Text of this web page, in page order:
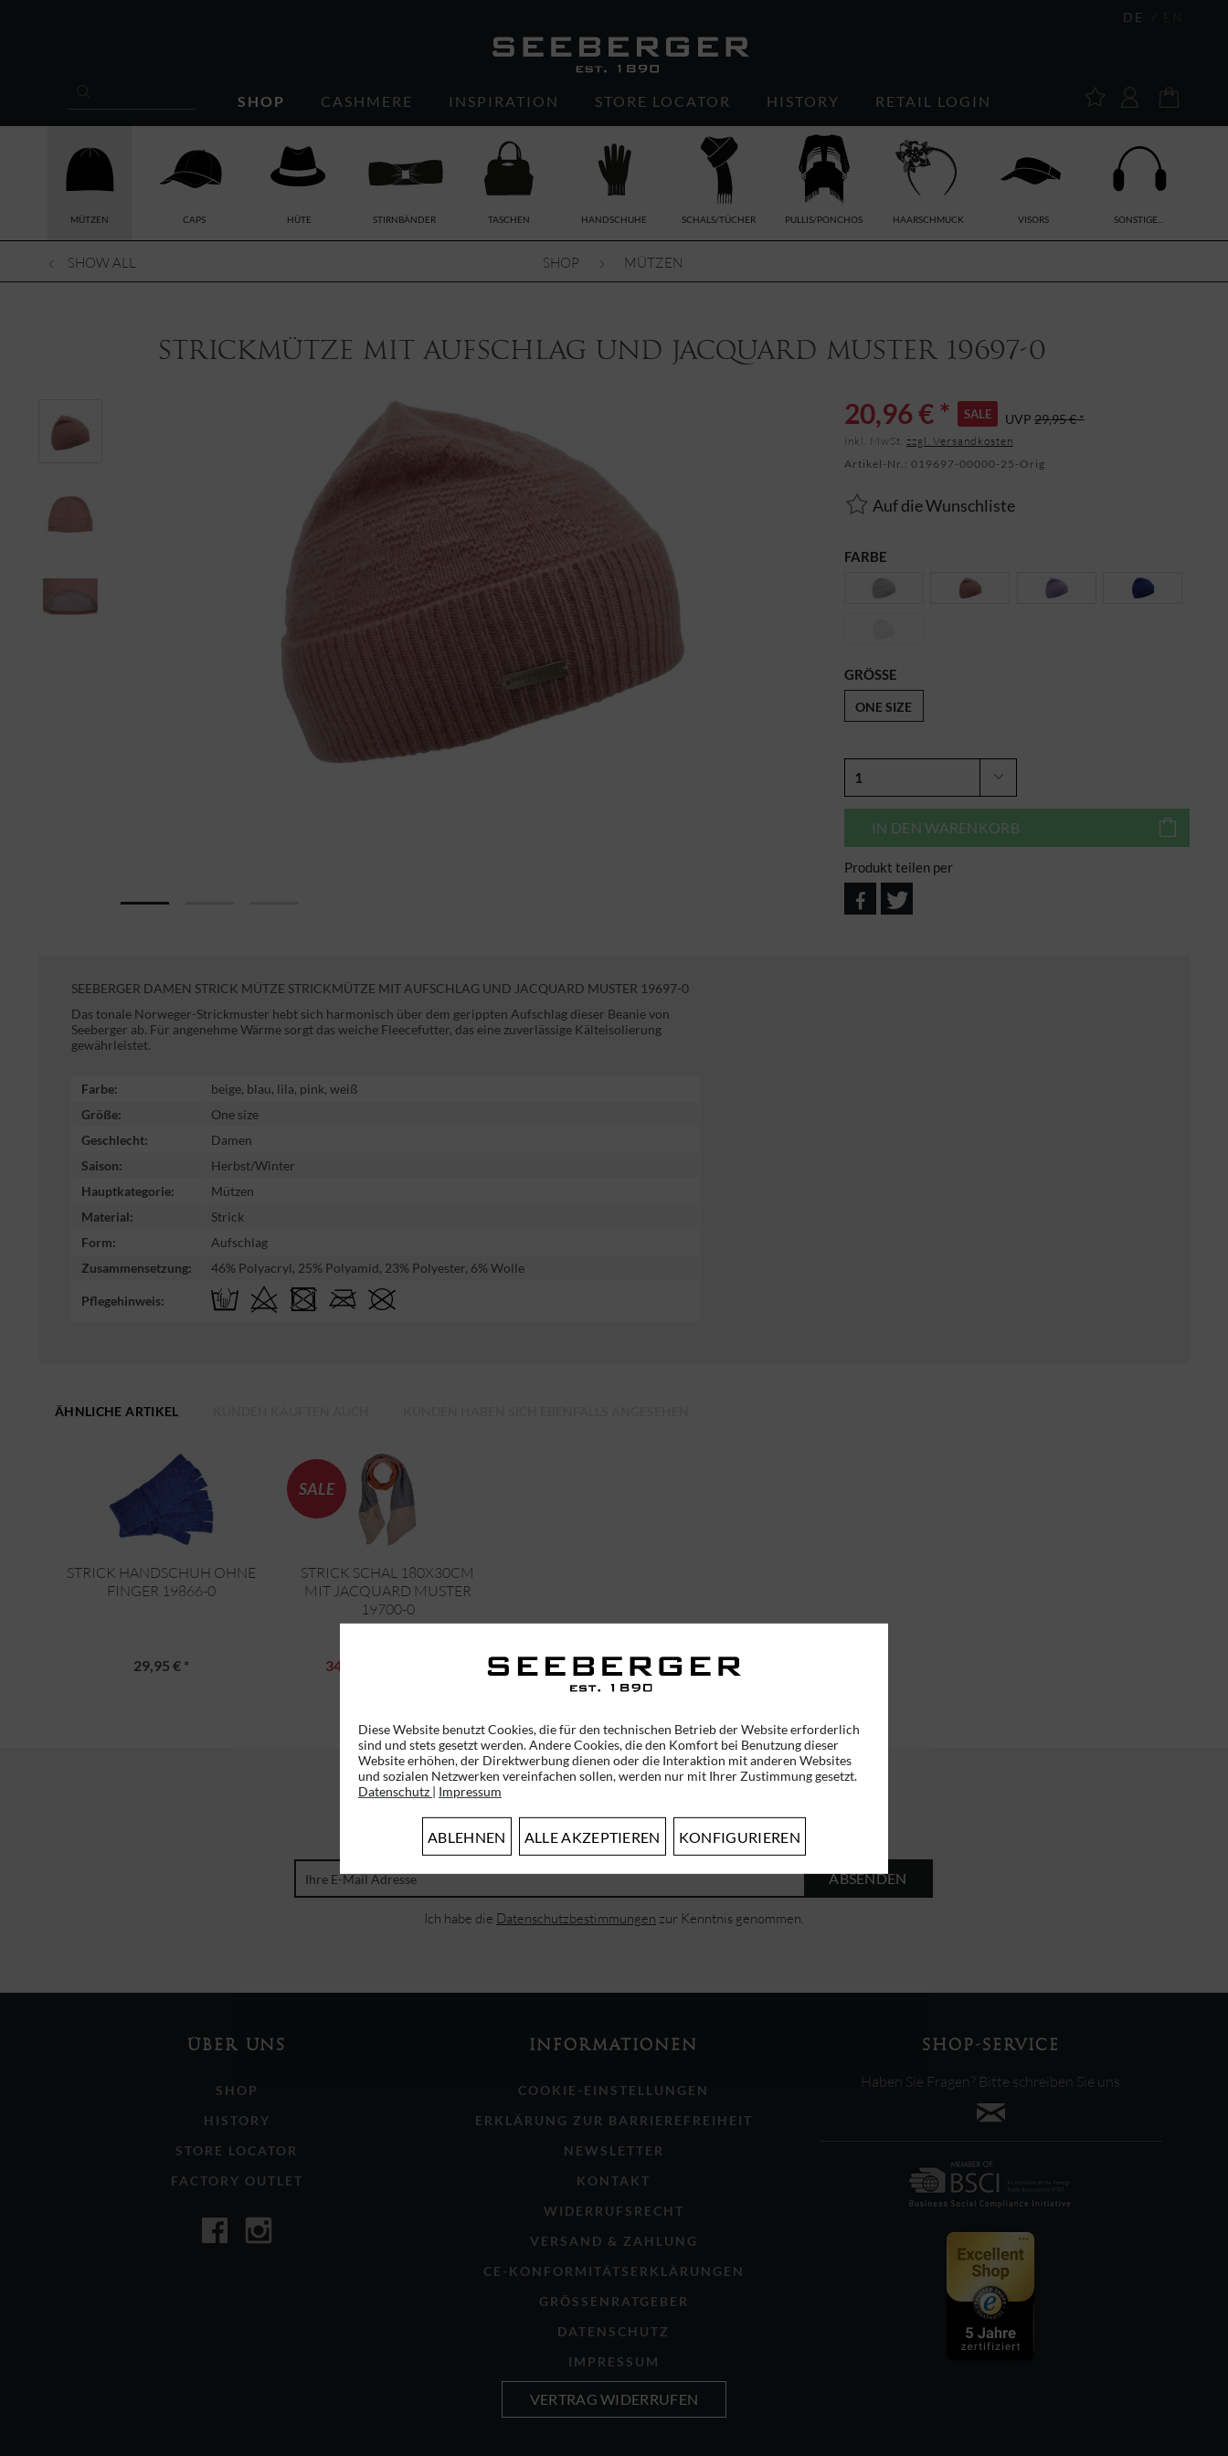
DE
SHOP CASHMERE INSPIRATION STORE LOCATOR HISTORY RETAIL LOGIN
MÜTZEN CAPS HÜTE STIRNBÄNDER TASCHEN HANDSCHUHE SCHALS/TÜCHER PULLIS/PONCHOS HAARSCHMUCK VISORS SONSTIGE...
SHOW ALL SHOP MÜTZEN
Strickmütze mit Aufschlag und Jacquard Muster 19697-0
20,96 € * SALE UVP 29,95 € *
inkl. MwSt. zzgl. Versandkosten
Artikel-Nr.: 019697-00000-25-Orig
Auf die Wunschliste
FARBE
GRÖSSE
ONE SIZE
IN DEN WARENKORB
Produkt teilen per
SEEBERGER DAMEN STRICK MÜTZE STRICKMÜTZE MIT AUFSCHLAG UND JACQUARD MUSTER 19697-0
Das tonale Norweger-Strickmuster hebt sich harmonisch über dem gerippten Aufschlag dieser Beanie von
Seeberger ab. Für angenehme Wärme sorgt das weiche Fleecefutter, das eine zuverlässige Kälteisolierung
gewährleistet.
Farbe:
beige, blau, lila, pink, weiß
Größe:
One size
Geschlecht:
Damen
Saison:
Herbst/Winter
Hauptkategorie:
Mützen
Material:
Strick
Form:
Aufschlag
Zusammensetzung:
46% Polyacryl, 25% Polyamid, 23% Polyester, 6% Wolle
Pflegehinweis:
ÄHNLICHE ARTIKEL
STRICK HANDSCHUH OHNE
FINGER 19866-0
29,95 € *
SALE
STRICK SCHAL 180X30CM
MIT JACQUARD MUSTER
19700-0
34,96 € *
ABONNIEREN SIE UNSEREN NEWSLETTER!
ERHALTEN SIE EINMALIG EINEN 5 EURO GUTSCHEIN
ABSENDEN
Ich habe die Datenschutzbestimmungen zur Kenntnis genommen.
ÜBER UNS
SHOP
HISTORY
STORE LOCATOR
FACTORY OUTLET
INFORMATIONEN
COOKIE-EINSTELLUNGEN
ERKLÄRUNG ZUR BARRIEREFREIHEIT
NEWSLETTER
KONTAKT
WIDERRUFSRECHT
VERSAND & ZAHLUNG
CE-KONFORMITÄTSERKLÄRUNGEN
GRÖSSENRATGEBER
DATENSCHUTZ
IMPRESSUM
VERTRAG WIDERRUFEN
SHOP-SERVICE
Haben Sie Fragen? Bitte schreiben Sie uns
Diese Website benutzt Cookies, die für den technischen Betrieb der Website erforderlich
sind und stets gesetzt werden. Andere Cookies, die den Komfort bei Benutzung dieser
Website erhöhen, der Direktwerbung dienen oder die Interaktion mit anderen Websites
und sozialen Netzwerken vereinfachen sollen, werden nur mit Ihrer Zustimmung gesetzt.
Datenschutz | Impressum
ABLEHNEN ALLE AKZEPTIEREN KONFIGURIEREN